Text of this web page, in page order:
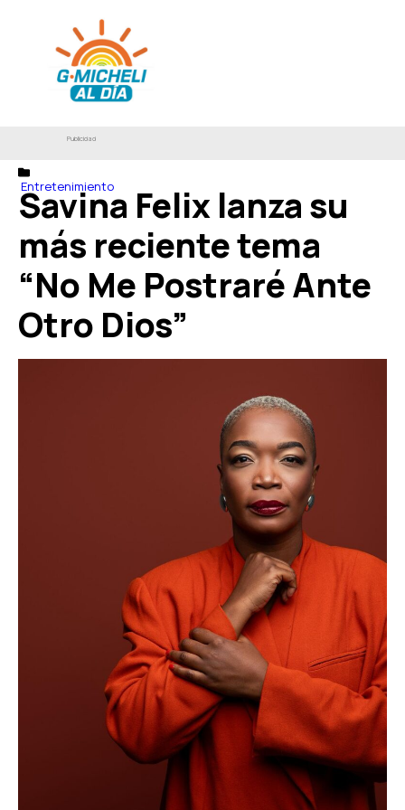
Publicidad
Entretenimiento
Savina Felix lanza su
más reciente tema
“No Me Postraré Ante
Otro Dios”